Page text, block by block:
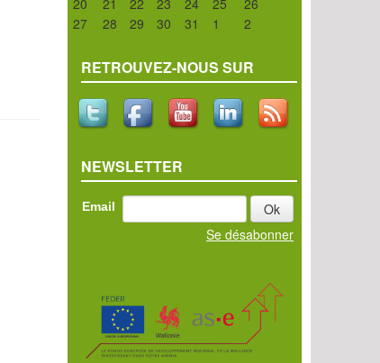
20 21 22 23 24 25
26
27
28 29 30 31 1 2
RETROUVEZ-NOUS SUR
NEWSLETTER
Email
Se désabonner